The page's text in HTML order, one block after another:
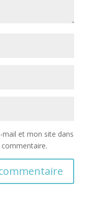
et mon site dans